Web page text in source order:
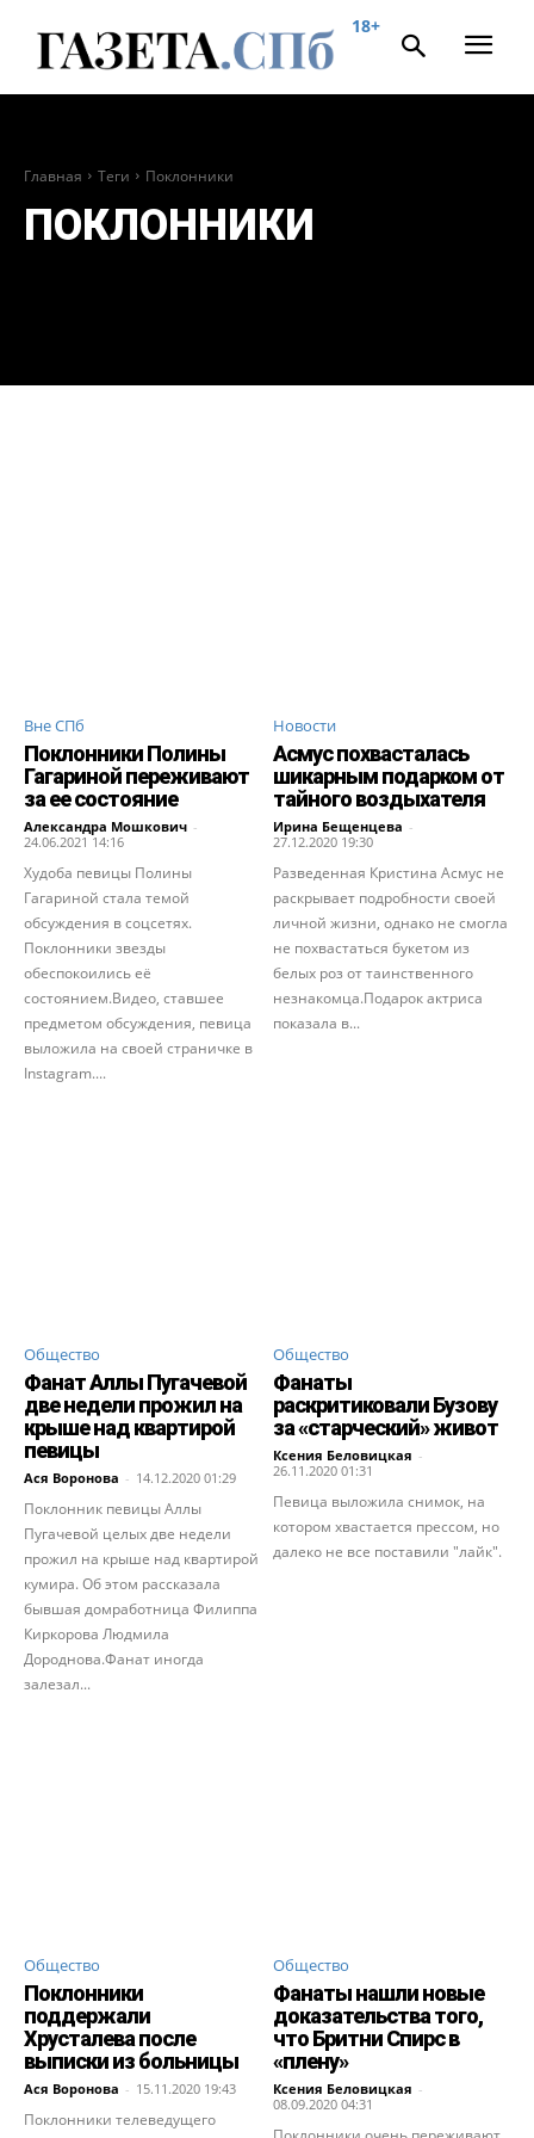
18+
Главная Теги Поклонники
ПОКЛОННИКИ
Вне СПб
Поклонники Полины
Гагариной переживают
за ее состояние
Александра Мошкович -
24.06.2021 14:16
Худоба певицы Полины
Гагариной стала темой
обсуждения в соцсетях.
Поклонники звезды
обеспокоились её
состоянием.Видео, ставшее
предметом обсуждения, певица
выложила на своей страничке в
Instagram....
Новости
Асмус похвасталась
шикарным подарком от
тайного воздыхателя
Ирина Бещенцева -
27.12.2020 19:30
Разведенная Кристина Асмус не
раскрывает подробности своей
личной жизни, однако не смогла
не похвастаться букетом из
белых роз от таинственного
незнакомца.Подарок актриса
показала в...
Общество
Фанат Аллы Пугачевой
две недели прожил на
крыше над квартирой
певицы
Ася Воронова - 14.12.2020 01:29
Поклонник певицы Аллы
Пугачевой целых две недели
прожил на крыше над квартирой
кумира. Об этом рассказала
бывшая домработница Филиппа
Киркорова Людмила
Дороднова.Фанат иногда
залезал...
Общество
Фанаты
раскритиковали Бузову
за «старческий» живот
Ксения Беловицкая -
26.11.2020 01:31
Певица выложила снимок, на
котором хвастается прессом, но
далеко не все поставили "лайк".
Общество
Поклонники
поддержали
Хрусталева после
выписки из больницы
Ася Воронова - 15.11.2020 19:43
Поклонники телеведущего
Общество
Фанаты нашли новые
доказательства того,
что Бритни Спирс в
«плену»
Ксения Беловицкая -
08.09.2020 04:31